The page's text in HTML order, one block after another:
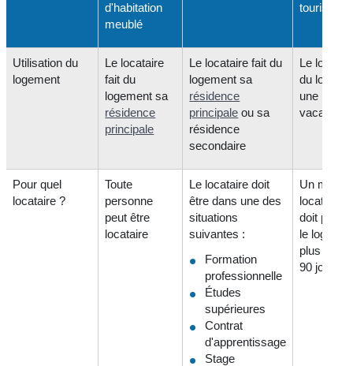
d'habitation
meublé
tourisme
Utilisation du
logement
Le locataire
fait du
logement sa
résidence
principale
Le locataire fait du
logement sa
résidence
principale ou sa
résidence
secondaire
Le
du
une
vacances
Pour quel
locataire ?
Toute
personne
peut être
locataire
Le locataire doit
être dans une des
situations
suivantes :
Formation
professionnelle
Études
supérieures
Contrat
d'apprentissage
Stage
Un même
locataire
doit pas
le
plus de
90 jours